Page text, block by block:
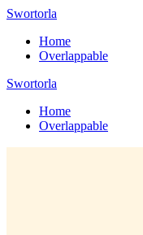
Skip
content
Swortorla
Home
Overlappable
Swortorla
Home
Overlappable